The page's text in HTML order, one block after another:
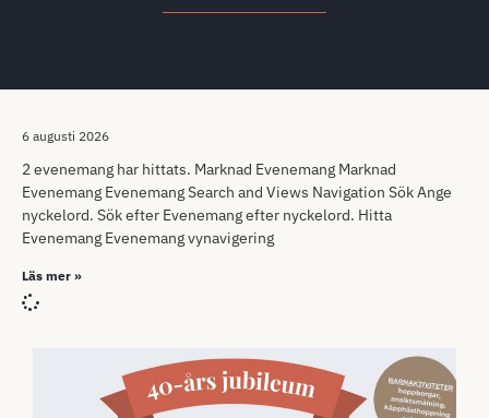
6 augusti 2026
2 evenemang har hittats. Marknad Evenemang Marknad
Evenemang Evenemang Search and Views Navigation Sök Ange
nyckelord. Sök efter Evenemang efter nyckelord. Hitta
Evenemang Evenemang vynavigering
Läs mer »